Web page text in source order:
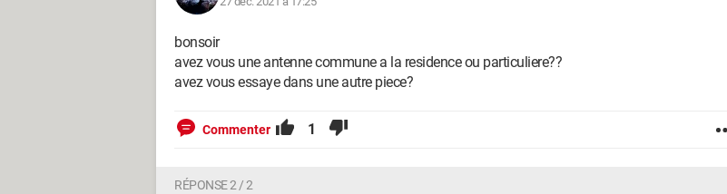
bonsoir
avez vous une antenne commune a la residence ou particuliere??
avez vous essaye dans une autre piece?
Commenter 1
RÉPONSE 2 / 2